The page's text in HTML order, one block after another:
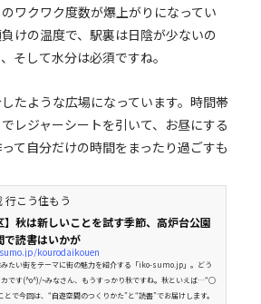
ワクワク度数が爆上がりになってい
けの温度で、駅裏は日陰が少ないの
そして水分は必須ですね。
たような広場になっています。時間帯
レジャーシートを引いて、お昼にする
て自分だけの時間をまったり過ごすも
行こう住もう
】秋は新しいことを試す季節、高炉台公園
で読書はいかが
kourodaikouen
みたい街をテーマに街の魅力を紹介する「iko-sumo.jp」。どう
カです(^o^)/~みなさん、もうすっかり秋ですね。秋といえば…“○
で今回は、“自遊空間のつくりかた”と“読書”でお届けします。